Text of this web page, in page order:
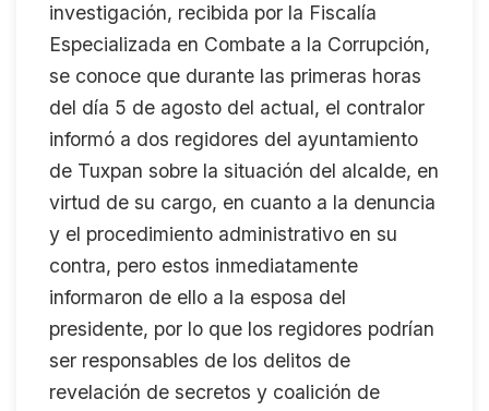
investigación, recibida por la Fiscalía
Especializada en Combate a la Corrupción,
se conoce que durante las primeras horas
del día 5 de agosto del actual, el contralor
informó a dos regidores del ayuntamiento
de Tuxpan sobre la situación del alcalde, en
virtud de su cargo, en cuanto a la denuncia
y el procedimiento administrativo en su
contra, pero estos inmediatamente
informaron de ello a la esposa del
presidente, por lo que los regidores podrían
ser responsables de los delitos de
revelación de secretos y coalición de